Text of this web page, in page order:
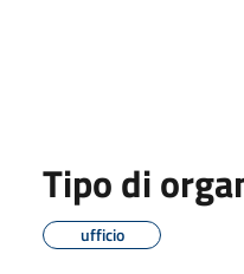
Tipo di
ufficio